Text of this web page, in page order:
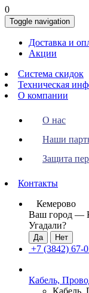
0
Toggle navigation
Доставка и
Акции
Система скидок
Техническая
О компании
О нас
Наши
Защита
Контакты
Кемерово
Ваш город —
Угадали?
+7 (3842) 67-
Кабель,
Кабель,